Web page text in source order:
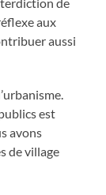
aux
aussi
est
avons
de village